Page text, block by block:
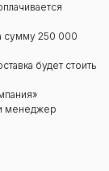
сумму 250 000
будет стоить
менеджер